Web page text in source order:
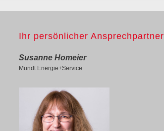
Ihr persönlicher Ansprechpartner
Susanne Homeier
Mundt Energie+Service